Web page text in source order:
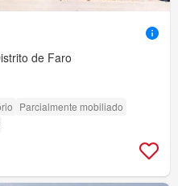
de Faro
Parcialmente mobiliado